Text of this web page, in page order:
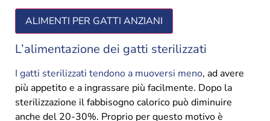
ALIMENTI PER GATTI ANZIANI
L’alimentazione dei gatti sterilizzati
I gatti sterilizzati tendono a muoversi meno, ad avere
più appetito e a ingrassare più facilmente. Dopo la
sterilizzazione il fabbisogno calorico può diminuire
anche del 20-30%. Proprio per questo motivo è